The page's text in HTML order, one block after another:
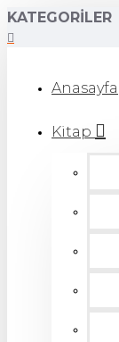
KATEGORILER
Anasayfa
Kitap